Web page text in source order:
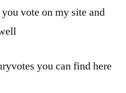
vote on my site and
you can find here